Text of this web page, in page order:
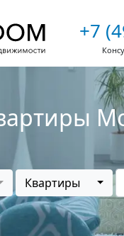
+7
Квартиры